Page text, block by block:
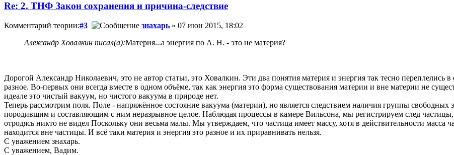
Re: 2. ТНФ Закон сохранения и причина-следствие
Комментарий теории:#3 знахарь » 07 июн 2015, 18:02
Александр Ховалкин писал(а):Материя...а энергия по А. Н. - это не материя?
Дорогой Александр Николаевич, это не автор статьи, это Ховалкин. Эти два понятия материя и энергия так тесно переплелись
разное. Во-первых они всегда вместе в одном объёме, так как энергия это форма существования материи и вне материи не
идеале это чистый вакуум, но чистого вакуума в природе нет.
Теперь рассмотрим поля. Поле - напряжённое состояние вакуума (материи), но является следствием наличия группы
породившим и составляющим с ним неразрывное целое. Наблюдая процессы в камере Вильсона, мы регистрируем след частицы,
отродясь никто не видел Поскольку они весьма малы. Мы утверждаем, что частица имеет массу, хотя в действительности масса
находится вне частицы. И всё таки материя и энергия это разное и их приравнивать нельзя.
С уважением знахарь.
С уважением, Вадим.